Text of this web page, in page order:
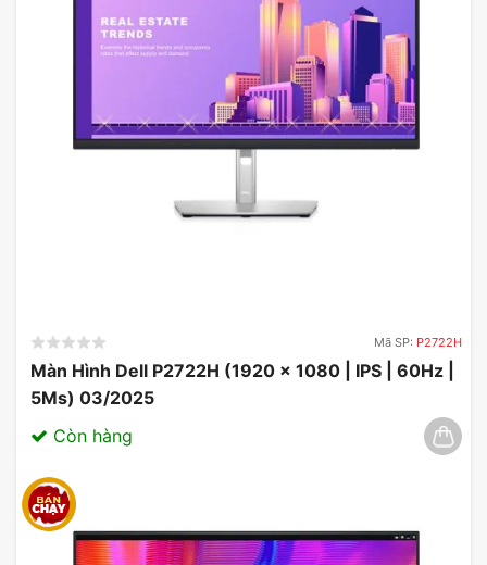
hình LG 24MR400-B.ATVQ
Mã SP: P2722H
Màn Hình Dell P2722H (1920 x 1080 | IPS | 60Hz |
5Ms) 03/2025
Còn hàng